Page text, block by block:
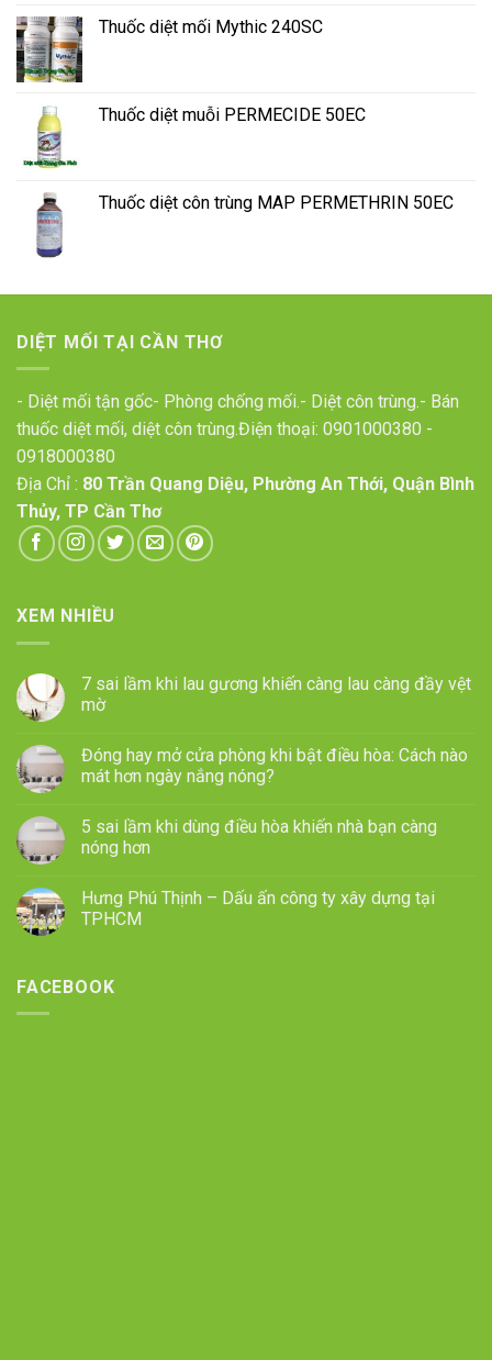
Thuốc diệt mối Mythic 240SC
Thuốc diệt muỗi PERMECIDE 50EC
Thuốc diệt côn trùng MAP PERMETHRIN 50EC
DIỆT MỐI TẠI CẦN THƠ
- Diệt mối tận gốc- Phòng chống mối.- Diệt côn trùng.- Bán
thuốc diệt mối, diệt côn trùng.Điện thoại: 0901000380 -
0918000380
Địa Chỉ : 80 Trần Quang Diệu, Phường An Thới, Quận Bình
Thủy, TP Cần Thơ
XEM NHIỀU
7 sai lầm khi lau gương khiến càng lau càng đầy vệt
mờ
Đóng hay mở cửa phòng khi bật điều hòa: Cách nào
mát hơn ngày nắng nóng?
5 sai lầm khi dùng điều hòa khiến nhà bạn càng
nóng hơn
Hưng Phú Thịnh – Dấu ấn công ty xây dựng tại
TPHCM
FACEBOOK